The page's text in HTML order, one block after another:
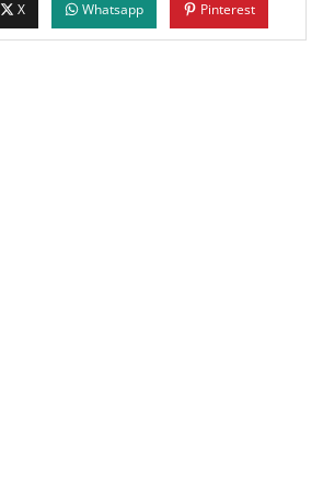
X Whatsapp Pinterest